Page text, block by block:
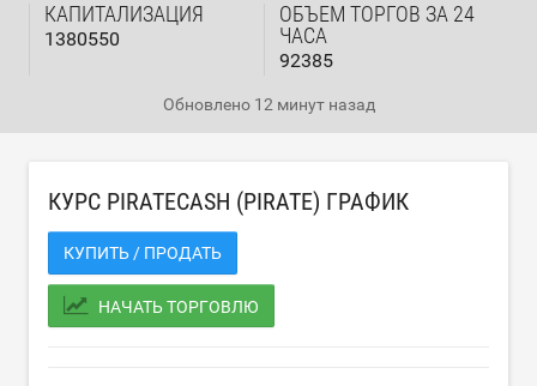
КАПИТАЛИЗАЦИЯ
1380550
ОБЪЕМ ТОРГОВ ЗА 24
ЧАСА
92385
Обновлено 12 минут назад
КУРС PIRATECASH (PIRATE) ГРАФИК
КУПИТЬ / ПРОДАТЬ
НАЧАТЬ ТОРГОВЛЮ